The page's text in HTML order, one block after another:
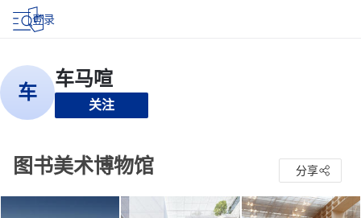
登录
关注
图书美术博物馆 分享